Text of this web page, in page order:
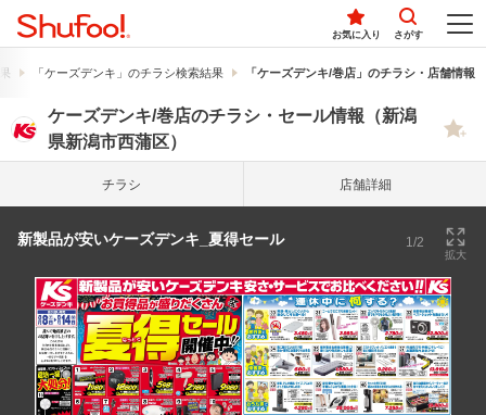
お気に入り さがす
「ケーズデンキ」のチラシ検索結果 「ケーズデンキ/巻店」のチラシ・店舗情報
ケーズデンキ/巻店のチラシ・セール情報（新潟
県新潟市西蒲区）
チラシ 店舗詳細
新製品が安いケーズデンキ_夏得セール 1/2
拡大